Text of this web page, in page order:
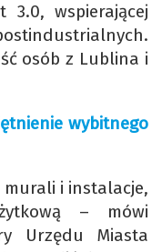
3.0, wspierającej
osób z Lublina i
wybitnego
i instalacje,
– mówi
Urzędu Miasta